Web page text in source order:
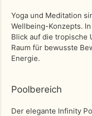
Yoga und Meditation
Wellbeing-Konzepts.
Blick auf die tropische
Raum für bewusste
Energie.
Poolbereich
Der elegante Infinity